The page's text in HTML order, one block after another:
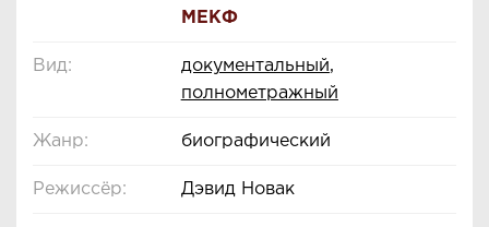
МЕКФ
Вид: документальный,
полнометражный
Жанр: биографический
Режиссёр: Дэвид Новак